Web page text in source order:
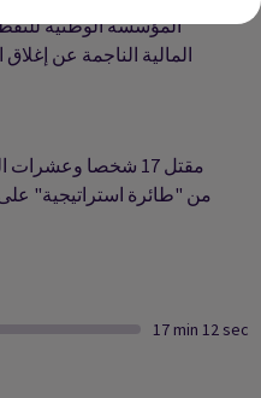
المؤسسة الوطنية
المالية الناجمة عن
مقتل 17 شخصا
من "طائرة استراتيجية"
17 min 12 sec